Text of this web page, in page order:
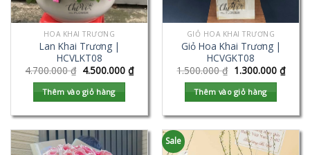
HOA KHAI TRƯƠNG
Lan Khai Trương |
HCVLKT08
4.700.000₫ 4.500.000 ₫
Thêm vào giỏ hàng
GIỎ HOA KHAI TRƯƠNG
Giỏ Hoa Khai Trương |
HCVGKT08
1.500.000₫ 1.300.000 ₫
Thêm vào giỏ hàng
Sale